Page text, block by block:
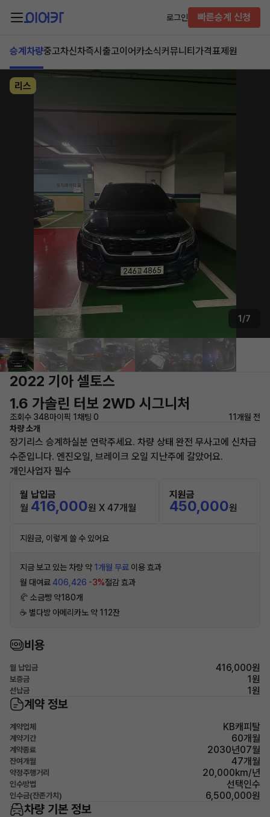
로그인 빠른승계 신청
승계차량중고차신차즉시출고이어카소식커뮤니티 가격표제원
리스
1/7
2022 기아 셀토스
1.6 가솔린 터보 2WD 시그니처
조회수 348마이픽 1채팅 0
11개월 전
차량 소개
장기리스 승계하실분 연락주세요. 차량 상태 완전 무사고에 신차급
수준입니다. 엔진오일, 브레이크 오일 지난주에 갈았어요.
개인사업자 필수
월 납입금
월 416,000원 X 47개월
지원금
450,000원
지원금, 이렇게 쓸 수 있어요
지금 보고 있는 차량 약 1개월 무료 이용 효과
월 대여료406,426 -3%절감 효과
🥐 소금빵 약180개
☕️ 별다방 아메리카노 약 112잔
비용
월 납입금 416,000원
보증금 1원
선납금 1원
계약 정보
계약업체 KB캐피탈
계약기간 60개월
계약종료 2030년07월
잔여개월 47개월
약정주행거리 20,000km/년
인수방법 선택인수
인수금(잔존가치) 6,500,000원
차량 기본 정보